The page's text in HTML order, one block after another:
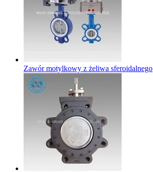
Zawór motylkowy z żeliwa sferoidalnego